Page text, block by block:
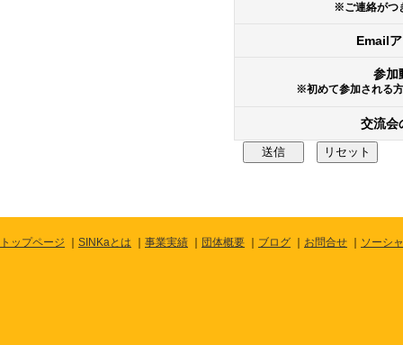
※ご連絡がつ
Email
参加
※初めて参加される
交流会
トップページ SINKaとは 事業実績 団体概要 ブログ お問合せ ソーシ